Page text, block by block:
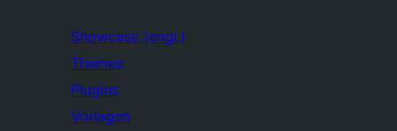
Showcase (engl.)
Themes
Plugins
Vorlagen